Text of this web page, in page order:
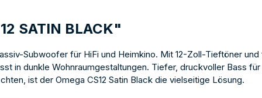
SATIN BLACK"
Subwoofer für HiFi und Heimkino. Mit 12-Zoll-Tieftöner
in dunkle Wohnraumgestaltungen. Tiefer, druckvoller Bass
ist der Omega CS12 Satin Black die vielseitige Lösung.